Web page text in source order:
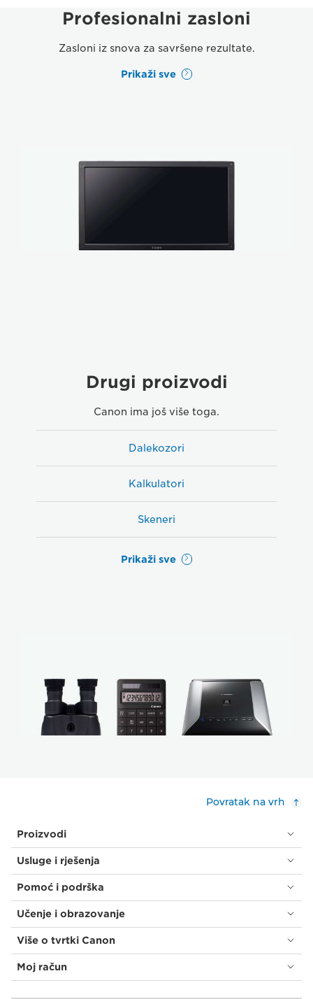
Profesionalni zasloni
Zasloni iz snova za savršene rezultate.
Prikaži sve
Drugi proizvodi
Canon ima još više toga.
Dalekozori
Kalkulatori
Skeneri
Prikaži sve
Povratak na vrh
Proizvodi
Usluge i rješenja
Pomoć i podrška
Učenje i obrazovanje
Više o tvrtki Canon
Moj račun